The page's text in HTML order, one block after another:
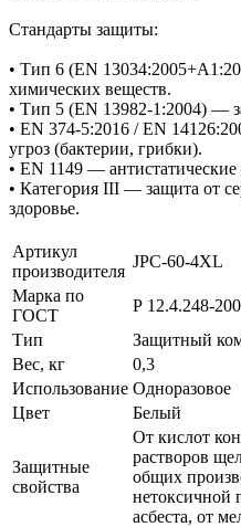
Стандарты защиты:
• Тип 6 (EN
химических веществ.
• Тип 5 (EN 13982-1:2004) —
• EN 374-5:2016 / EN
угроз (бактерии, грибки).
• EN 1149 — антистатические
• Категория III — защита от
здоровье.
Артикул
производителя
JPC-60-4XL
Марка по
ГОСТ
Р 12.4.248-
Тип
Защитный
Вес, кг
0,3
Использование Одноразовое
Цвет
Белый
Защитные
свойства
От кислот
растворов
общих
нетоксичной
асбеста, от